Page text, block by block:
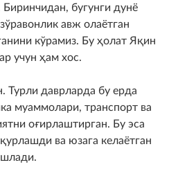
бугунги дунё
авж олаётган
кўрамиз. Бу ҳолат Яқин
учун ҳам хос.
Турли даврларда бу ерда
муаммолари, транспорт ва
оғирлаштирган. Бу эса
ва юзага келаётган